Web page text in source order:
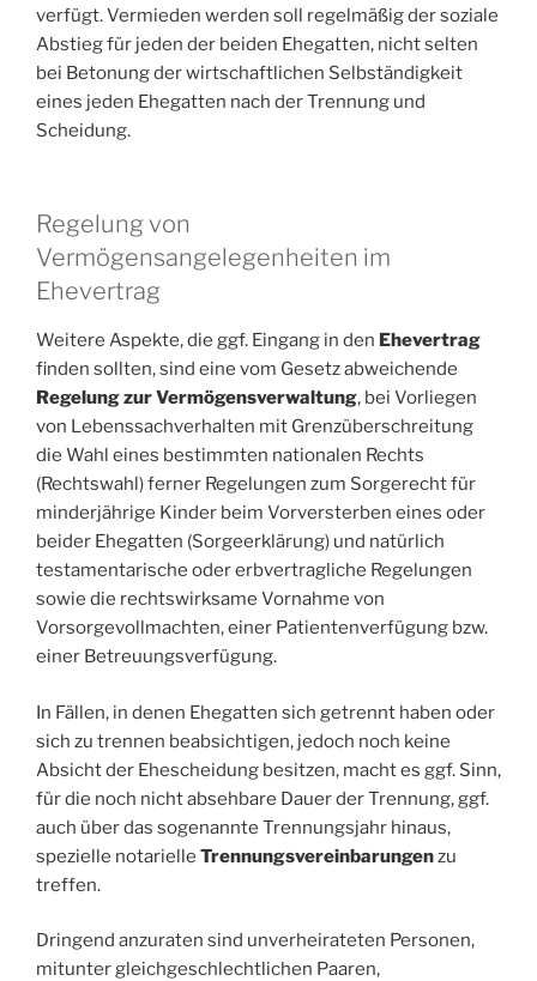
verfügt. Vermieden werden soll regelmäßig der soziale
Abstieg für jeden der beiden Ehegatten, nicht selten
bei Betonung der wirtschaftlichen Selbständigkeit
eines jeden Ehegatten nach der Trennung und
Scheidung.
Regelung von
Vermögensangelegenheiten im
Ehevertrag
Weitere Aspekte, die ggf. Eingang in den Ehevertrag
finden sollten, sind eine vom Gesetz abweichende
Regelung zur Vermögensverwaltung, bei Vorliegen
von Lebenssachverhalten mit Grenzüberschreitung
die Wahl eines bestimmten nationalen Rechts
(Rechtswahl) ferner Regelungen zum Sorgerecht für
minderjährige Kinder beim Vorversterben eines oder
beider Ehegatten (Sorgeerklärung) und natürlich
testamentarische oder erbvertragliche Regelungen
sowie die rechtswirksame Vornahme von
Vorsorgevollmachten, einer Patientenverfügung bzw.
einer Betreuungsverfügung.
In Fällen, in denen Ehegatten sich getrennt haben oder
sich zu trennen beabsichtigen, jedoch noch keine
Absicht der Ehescheidung besitzen, macht es ggf. Sinn,
für die noch nicht absehbare Dauer der Trennung, ggf.
auch über das sogenannte Trennungsjahr hinaus,
spezielle notarielle Trennungsvereinbarungenzu
treffen.
Dringend anzuraten sind unverheirateten Personen,
mitunter gleichgeschlechtlichen Paaren,